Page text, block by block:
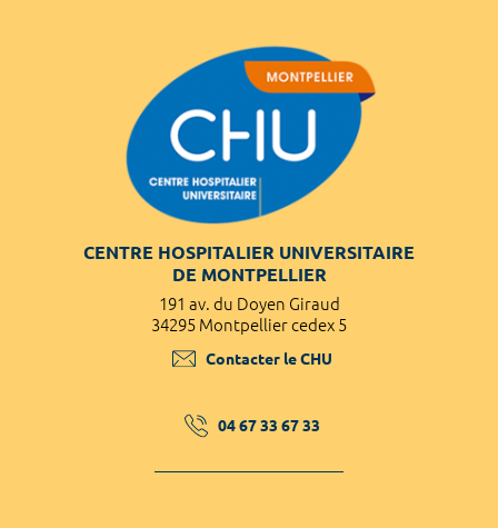
CENTRE HOSPITALIER UNIVERSITAIRE
DE MONTPELLIER
191 av. du Doyen Giraud
34295 Montpellier cedex 5
Contacter le CHU
04 67 33 67 33